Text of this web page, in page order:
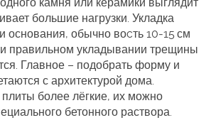
большие нагрузки. Укладка
основания, обычно воcть 10‑15 см
правильном укладывании трещины
Главное – подобрать форму и
с архитектурой дома.
более лёгкие, их можно
бетонного раствора.